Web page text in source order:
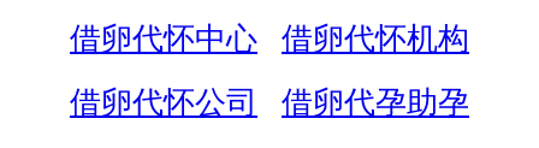
借卵代怀中心
借卵代怀机构
借卵代怀公司
借卵代孕助孕